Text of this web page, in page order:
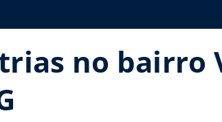
no bairro